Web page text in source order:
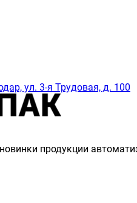
ул. 3-я Трудовая, д. 100
продукции